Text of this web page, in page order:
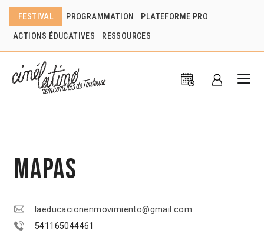
FESTIVAL PROGRAMMATION PLATEFORME PRO
ACTIONS ÉDUCATIVES RESSOURCES
MAPAS
laeducacionenmovimiento@gmail.com
541165044461